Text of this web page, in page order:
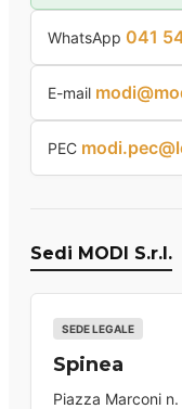
WhatsApp 041
E-mail
PEC
Sedi MODI S.r.l.
SEDE LEGALE
Spinea
Piazza Marconi